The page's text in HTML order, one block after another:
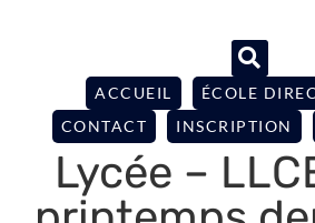
ACCUEIL ÉCOLE
CONTACT
INSCRIPTION
Lycée –